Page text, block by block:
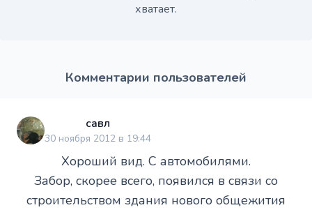
хватает.
Комментарии пользователей
савл
30 ноября 2012 в 19:44
Хороший вид. С автомобилями.
Забор, скорее всего, появился в связи со
строительством здания нового общежития